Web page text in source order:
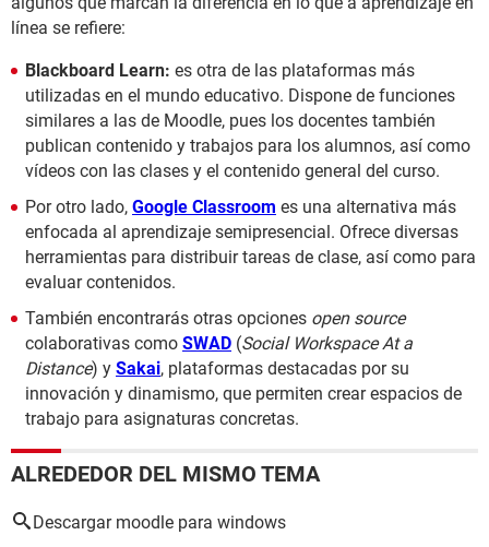
línea se refiere:
Blackboard Learn: es otra de las plataformas más
utilizadas en el mundo educativo. Dispone de funciones
similares a las de Moodle, pues los docentes también
publican contenido y trabajos para los alumnos, así como
vídeos con las clases y el contenido general del curso.
Por otro lado, Google Classroom es una alternativa más
enfocada al aprendizaje semipresencial. Ofrece diversas
herramientas para distribuir tareas de clase, así como para
evaluar contenidos.
También encontrarás otras opciones open source
colaborativas como SWAD (Social Workspace At a
Distance) y Sakai, plataformas destacadas por su
innovación y dinamismo, que permiten crear espacios de
trabajo para asignaturas concretas.
ALREDEDOR DEL MISMO TEMA
Descargar moodle para windows